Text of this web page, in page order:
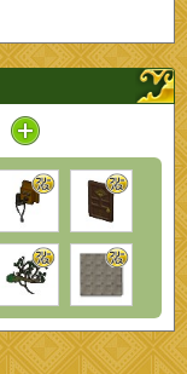
アイコン / ラインナ